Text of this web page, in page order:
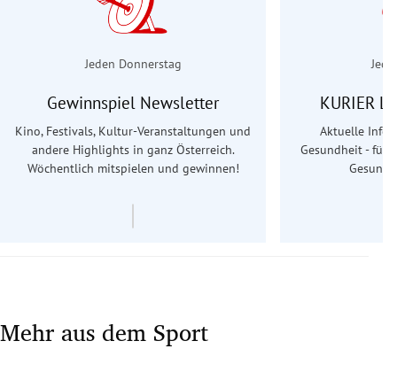
Jeden Donnerstag
Gewinnspiel Newsletter
Kino, Festivals, Kultur-Veranstaltungen und
andere Highlights in ganz Österreich.
Wöchentlich mitspielen und gewinnen!
KURIER
Aktuelle
Gesundheit - für
Mehr aus dem Sport